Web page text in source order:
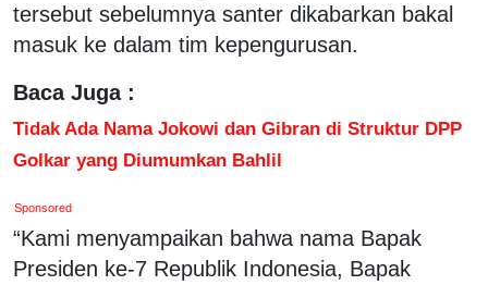
tersebut sebelumnya santer dikabarkan bakal
masuk ke dalam tim kepengurusan.
Baca Juga :
Tidak Ada Nama Jokowi dan Gibran di Struktur DPP
Golkar yang Diumumkan Bahlil
Sponsored
“Kami menyampaikan bahwa nama Bapak
Presiden ke-7 Republik Indonesia, Bapak